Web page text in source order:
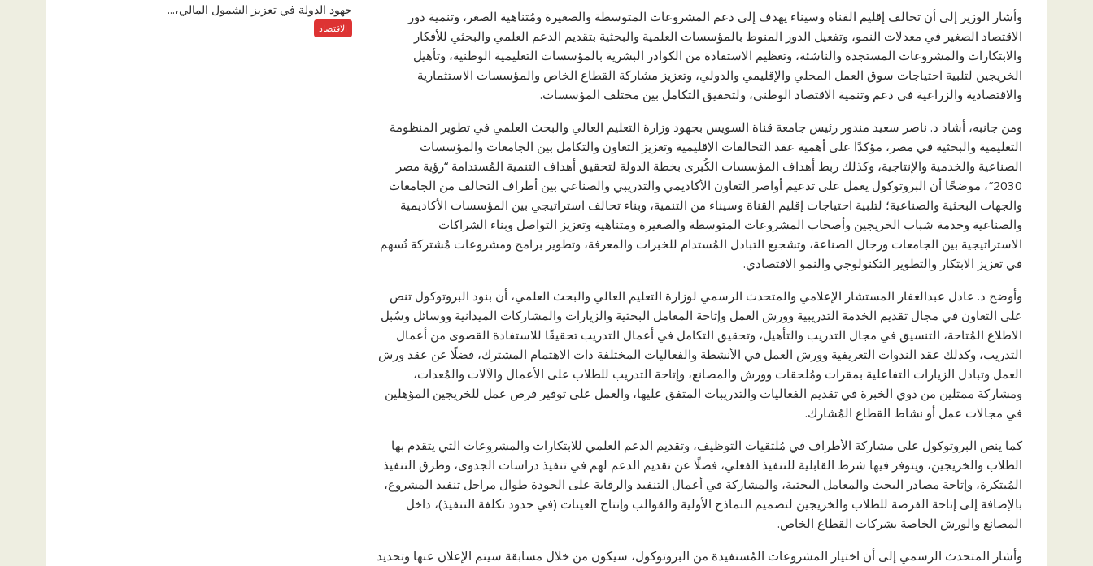
وأشار الوزير إلى أن تحالف إقليم القناة وسيناء يهدف إلى دعم المشروعات المتوسطة والصغيرة ومُتناهية الصغر، وتنمية دور
الاقتصاد الصغير في معدلات النمو، وتفعيل الدور المنوط بالمؤسسات العلمية والبحثية بتقديم الدعم العلمي والبحثي للأفكار
والابتكارات والمشروعات المستجدة والناشئة، وتعظيم الاستفادة من الكوادر البشرية بالمؤسسات التعليمية الوطنية، وتأهيل
الخريجين لتلبية احتياجات سوق العمل المحلي والإقليمي والدولي، وتعزيز مشاركة القطاع الخاص والمؤسسات الاستثمارية
والاقتصادية والزراعية في دعم وتنمية الاقتصاد الوطني، ولتحقيق التكامل بين مختلف المؤسسات.
ومن جانبه، أشاد د. ناصر سعيد مندور رئيس جامعة قناة السويس بجهود وزارة التعليم العالي والبحث العلمي في تطوير المنظومة
التعليمية والبحثية في مصر، مؤكدًا على أهمية عقد التحالفات الإقليمية وتعزيز التعاون والتكامل بين الجامعات والمؤسسات
الصناعية والخدمية والإنتاجية، وكذلك ربط أهداف المؤسسات الكُبرى بخطة الدولة لتحقيق أهداف التنمية المُستدامة “رؤية مصر
2030″، موضحًا أن البروتوكول يعمل على تدعيم أواصر التعاون الأكاديمي والتدريبي والصناعي بين أطراف التحالف من الجامعات
والجهات البحثية والصناعية؛ لتلبية احتياجات إقليم القناة وسيناء من التنمية، وبناء تحالف استراتيجي بين المؤسسات الأكاديمية
والصناعية وخدمة شباب الخريجين وأصحاب المشروعات المتوسطة والصغيرة ومتناهية وتعزيز التواصل وبناء الشراكات
الاستراتيجية بين الجامعات ورجال الصناعة، وتشجيع التبادل المُستدام للخبرات والمعرفة، وتطوير برامج ومشروعات مُشتركة تُسهم
في تعزيز الابتكار والتطوير التكنولوجي والنمو الاقتصادي.
وأوضح د. عادل عبدالغفار المستشار الإعلامي والمتحدث الرسمي لوزارة التعليم العالي والبحث العلمي، أن بنود البروتوكول تنص
على التعاون في مجال تقديم الخدمة التدريبية وورش العمل وإتاحة المعامل البحثية والزيارات والمشاركات الميدانية ووسائل وسُبل
الاطلاع المُتاحة، التنسيق في مجال التدريب والتأهيل، وتحقيق التكامل في أعمال التدريب تحقيقًا للاستفادة القصوى من أعمال
التدريب، وكذلك عقد الندوات التعريفية وورش العمل في الأنشطة والفعاليات المختلفة ذات الاهتمام المشترك، فضلًا عن عقد ورش
العمل وتبادل الزيارات التفاعلية بمقرات ومُلحقات وورش والمصانع، وإتاحة التدريب للطلاب على الأعمال والآلات والمُعدات،
ومشاركة ممثلين من ذوي الخبرة في تقديم الفعاليات والتدريبات المتفق عليها، والعمل على توفير فرص عمل للخريجين المؤهلين
في مجالات عمل أو نشاط القطاع المُشارك.
كما ينص البروتوكول على مشاركة الأطراف في مُلتقيات التوظيف، وتقديم الدعم العلمي للابتكارات والمشروعات التي يتقدم بها
الطلاب والخريجين، ويتوفر فيها شرط القابلية للتنفيذ الفعلي، فضلًا عن تقديم الدعم لهم في تنفيذ دراسات الجدوى، وطرق التنفيذ
المُبتكرة، وإتاحة مصادر البحث والمعامل البحثية، والمشاركة في أعمال التنفيذ والرقابة على الجودة طوال مراحل تنفيذ المشروع،
بالإضافة إلى إتاحة الفرصة للطلاب والخريجين لتصميم النماذج الأولية والقوالب وإنتاج العينات (في حدود تكلفة التنفيذ)، داخل
المصانع والورش الخاصة بشركات القطاع الخاص.
وأشار المتحدث الرسمي إلى أن اختيار المشروعات المُستفيدة من البروتوكول، سيكون من خلال مسابقة سيتم الإعلان عنها وتحديد
جهود الدولة في تعزيز الشمول المالي،...
الاقتصاد